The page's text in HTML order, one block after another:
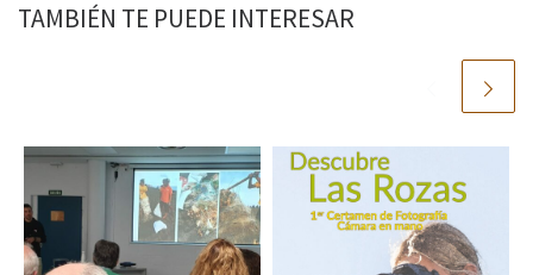
TAMBIÉN TE PUEDE INTERESAR